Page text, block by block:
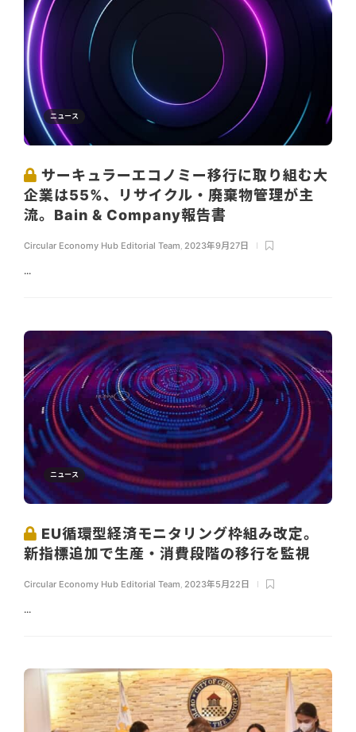
ニュース
サーキュラーエコノミー移行に取り組む大
企業は55%、リサイクル・廃棄物管理が主
流。Bain & Company報告書
Circular Economy Hub Editorial Team, 2023年9月27日
...
ニュース
EU循環型経済モニタリング枠組み改定。
新指標追加で生産・消費段階の移行を監視
Circular Economy Hub Editorial Team, 2023年5月22日
...